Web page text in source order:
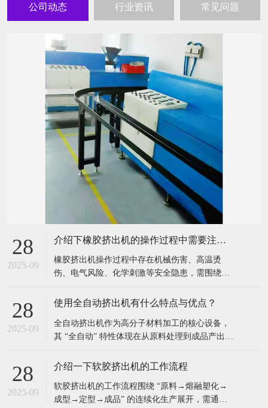
公司动态 行业资讯 常见问题
28
2025-09
介绍下橡胶挤出机的操作过程中需要注意哪些安全事项？
​橡胶挤出机操作过程中存在机械伤害、高温烫
伤、电气风险、化学刺激等安全隐患，需围绕
全规范，具体安全事项可分为开机前检查、开机
节，确保人员与设备安全：​一、开机前安全检
查：排除初始隐患，避免 “带病运行”开机前需对
28
2025-09
使用全自动挤出机有什么特点与优点？
​全自动挤出机作为高分子材料加工的核心设备，
其 “全自动” 特性体现在从原料处理到成品产出的
有以下显著特点与优点：​一、核心特点全流程自
（螺杆挤出）、成型冷却（定径 + 冷却系统）、
牵引到成品切割（自动定长切割），各环
28
2025-09
介绍一下软胶挤出机的工作流程
​软胶挤出机的工作流程围绕 “原料→熔融塑化→
成型→定型→成品” 的连续化生产展开，需通过